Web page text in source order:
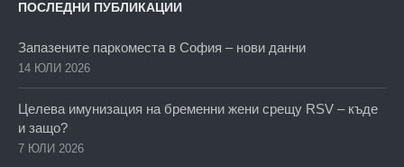
ПОСЛЕДНИ ПУБЛИКАЦИИ
Запазените паркоместа в София – нови данни
14 ЮЛИ 2026
Целева имунизация на бременни жени срещу RSV – къде
и защо?
7 ЮЛИ 2026